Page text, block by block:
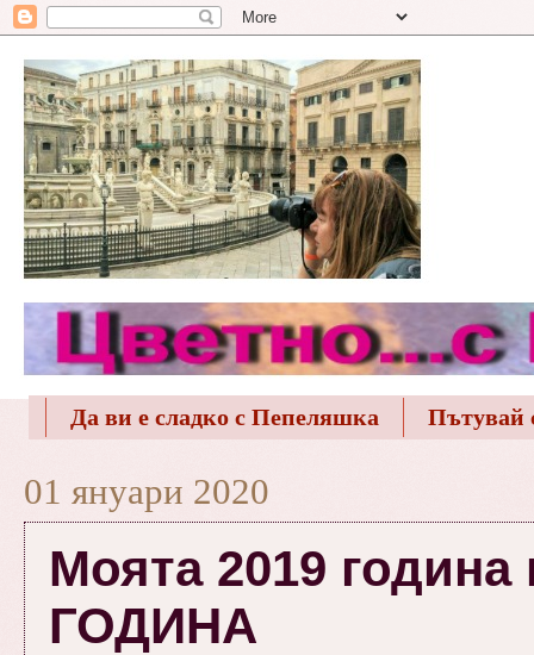
Да ви е сладко с Пепеляшка Пътувай
01 януари 2020
Моята 2019
ГОДИНА